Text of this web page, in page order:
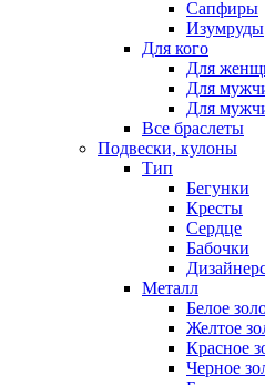
Сапфиры
Изумруды
Для кого
Для
Для
Для
Все браслеты
Подвески, кулоны
Тип
Бегунки
Кресты
Сердце
Бабочки
Металл
Белое
Желтое
Красное
Черное